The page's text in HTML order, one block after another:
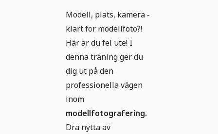
Modell, plats, kamera -
klart för modellfoto?!
Här är du fel ute! I
denna träning ger du
dig ut på den
professionella vägen
inom
modellfotografering.
Dra nytta av